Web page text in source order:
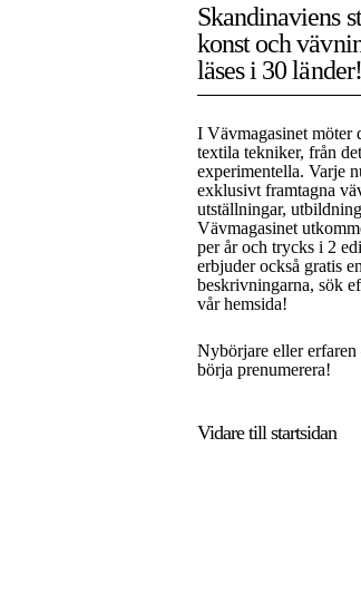
Skandinaviens
konst och
läses i 30 länder!
I Vävmagasinet möter
textila tekniker, från
experimentella. Varje
exklusivt framtagna
utställningar,
Vävmagasinet
per år och trycks i 2
erbjuder också gratis
beskrivningarna, sök
vår hemsida!
Nybörjare eller
börja prenumerera!
Vidare till startsidan